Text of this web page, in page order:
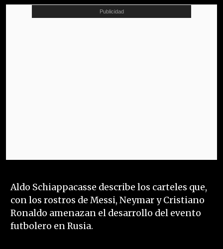
Aldo Schiappacasse describe los carteles que,
con los rostros de Messi, Neymar y Cristiano
Ronaldo amenazan el desarrollo del evento
futbolero en Rusia.